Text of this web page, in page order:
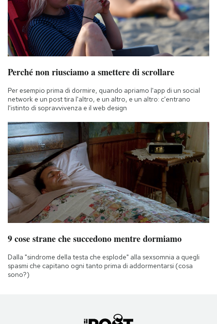
Perché non riusciamo a smettere di scrollare
Per esempio prima di dormire, quando apriamo l'app di un social
network e un post tira l'altro, e un altro, e un altro: c'entrano
l'istinto di sopravvivenza e il web design
9 cose strane che succedono mentre dormiamo
Dalla "sindrome della testa che esplode" alla sexsomnia a quegli
spasmi che capitano ogni tanto prima di addormentarsi (cosa
sono?)